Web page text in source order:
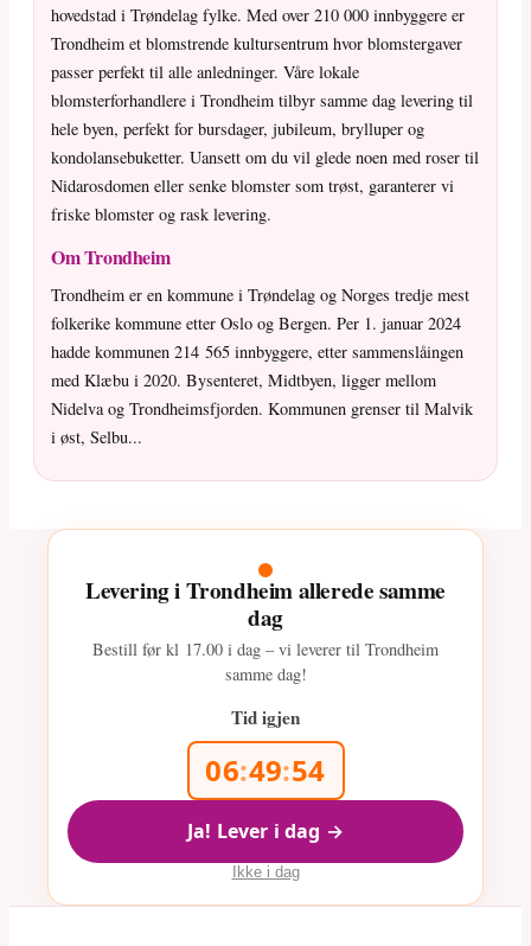
hovedstad i Trøndelag fylke. Med over 210 000 innbyggere er
Trondheim et blomstrende kultursentrum hvor blomstergaver
passer perfekt til alle anledninger. Våre lokale
blomsterforhandlere i Trondheim tilbyr samme dag levering til
hele byen, perfekt for bursdager, jubileum, brylluper og
kondolansebuketter. Uansett om du vil glede noen med roser til
Nidarosdomen eller senke blomster som trøst, garanterer vi
friske blomster og rask levering.
Om Trondheim
Trondheim er en kommune i Trøndelag og Norges tredje mest
folkerike kommune etter Oslo og Bergen. Per 1. januar 2024
hadde kommunen 214 565 innbyggere, etter sammenslåingen
med Klæbu i 2020. Bysenteret, Midtbyen, ligger mellom
Nidelva og Trondheimsfjorden. Kommunen grenser til Malvik
i øst, Selbu...
Levering i Trondheim allerede samme
dag
Bestill før kl 17.00 i dag – vi leverer til Trondheim
samme dag!
Tid igjen
06:49:53
Ja! Lever i dag →
Ikke i dag